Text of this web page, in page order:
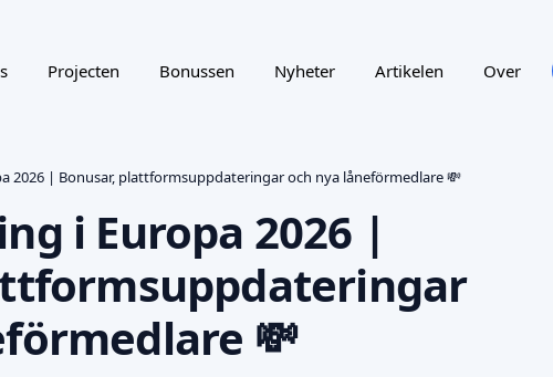
Projecten Bonussen Nyheter Artikelen Over
2026 | Bonusar, plattformsuppdateringar och nya låneförmedlare 💸
i Europa 2026 |
💸